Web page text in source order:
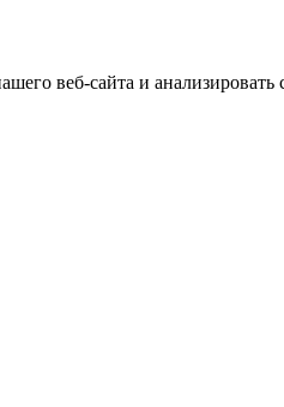
веб-сайта и анализировать